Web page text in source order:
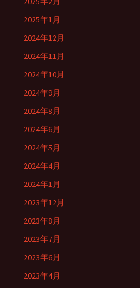
2025年1月
2024年12月
2024年11月
2024年10月
2024年9月
2024年8月
2024年6月
2024年5月
2024年4月
2024年1月
2023年12月
2023年8月
2023年7月
2023年6月
2023年4月